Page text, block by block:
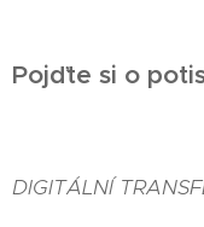
Pojďte si o
DIGITÁLNÍ